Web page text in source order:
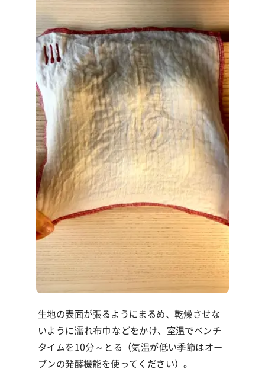
生地の表面が張るようにまるめ、乾燥させな
いように濡れ布巾などをかけ、室温でベンチ
タイムを 10分～とる（気温が低い季節はオー
ブンの発酵機能を使ってください）。